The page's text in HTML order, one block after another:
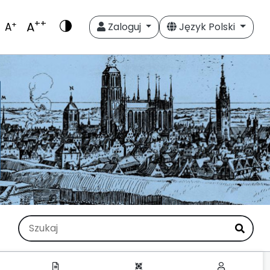
A+ A++ Zaloguj Język Polski